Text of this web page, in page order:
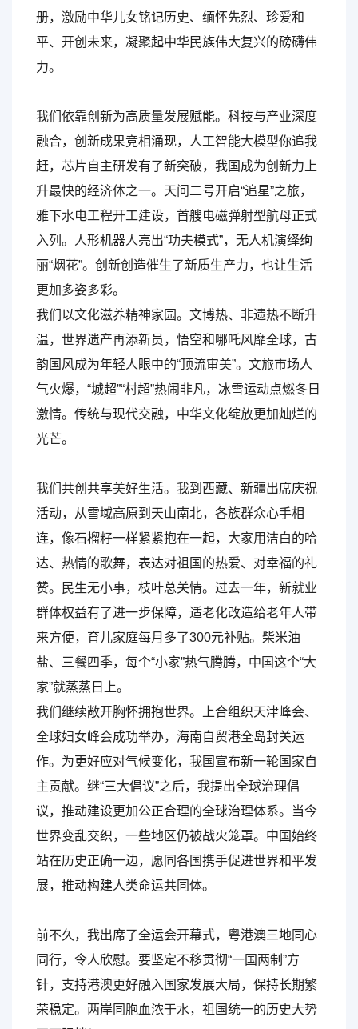
册，激励中华儿女铭记历史、缅怀先烈、珍爱和
平、开创未来，凝聚起中华民族伟大复兴的磅礴伟
力。
我们依靠创新为高质量发展赋能。科技与产业深度
融合，创新成果竞相涌现，人工智能大模型你追我
赶，芯片自主研发有了新突破，我国成为创新力上
升最快的经济体之一。天问二号开启“追星”之旅，
雅下水电工程开工建设，首艘电磁弹射型航母正式
入列。人形机器人亮出“功夫模式”，无人机演绎绚
丽“烟花”。创新创造催生了新质生产力，也让生活
更加多姿多彩。
我们以文化滋养精神家园。文博热、非遗热不断升
温，世界遗产再添新员，悟空和哪吒风靡全球，古
韵国风成为年轻人眼中的“顶流审美”。文旅市场人
气火爆，“城超”“村超”热闹非凡，冰雪运动点燃冬日
激情。传统与现代交融，中华文化绽放更加灿烂的
光芒。
我们共创共享美好生活。我到西藏、新疆出席庆祝
活动，从雪域高原到天山南北，各族群众心手相
连，像石榴籽一样紧紧抱在一起，大家用洁白的哈
达、热情的歌舞，表达对祖国的热爱、对幸福的礼
赞。民生无小事，枝叶总关情。过去一年，新就业
群体权益有了进一步保障，适老化改造给老年人带
来方便，育儿家庭每月多了300元补贴。柴米油
盐、三餐四季，每个“小家”热气腾腾，中国这个“大
家”就蒸蒸日上。
我们继续敞开胸怀拥抱世界。上合组织天津峰会、
全球妇女峰会成功举办，海南自贸港全岛封关运
作。为更好应对气候变化，我国宣布新一轮国家自
主贡献。继“三大倡议”之后，我提出全球治理倡
议，推动建设更加公正合理的全球治理体系。当今
世界变乱交织，一些地区仍被战火笼罩。中国始终
站在历史正确一边，愿同各国携手促进世界和平发
展，推动构建人类命运共同体。
前不久，我出席了全运会开幕式，粤港澳三地同心
同行，令人欣慰。要坚定不移贯彻“一国两制”方
针，支持港澳更好融入国家发展大局，保持长期繁
荣稳定。两岸同胞血浓于水，祖国统一的历史大势